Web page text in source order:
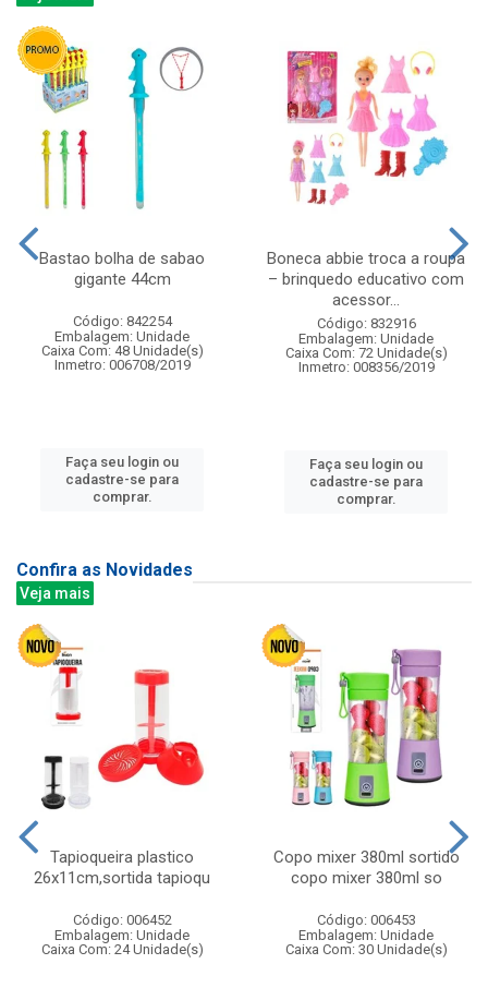
Bastao bolha de sabao
gigante 44cm
Código: 842254
Embalagem: Unidade
Caixa Com: 48 Unidade(s)
Inmetro: 006708/2019
Faça seu login ou
cadastre-se para
comprar.
Boneca abbie troca a roupa
– brinquedo educativo com
acessor...
Código: 832916
Embalagem: Unidade
Caixa Com: 72 Unidade(s)
Inmetro: 008356/2019
Faça seu login ou
cadastre-se para
comprar.
Confira as Novidades
Veja mais
Tapioqueira plastico
26x11cm,sortida tapioqu
Código: 006452
Embalagem: Unidade
Caixa Com: 24 Unidade(s)
Copo mixer 380ml sortido
copo mixer 380ml so
Código: 006453
Embalagem: Unidade
Caixa Com: 30 Unidade(s)